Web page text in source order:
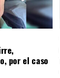
por el caso